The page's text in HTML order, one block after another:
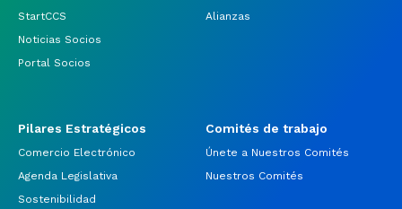
StartCCS
Noticias Socios
Portal Socios
Alianzas
Pilares Estratégicos
Comercio Electrónico
Agenda Legislativa
Sostenibilidad
Comités de trabajo
Únete a Nuestros Comités
Nuestros Comités